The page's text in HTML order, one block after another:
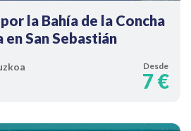
la Bahía de la Concha
en San Sebastián
Desde
7 €